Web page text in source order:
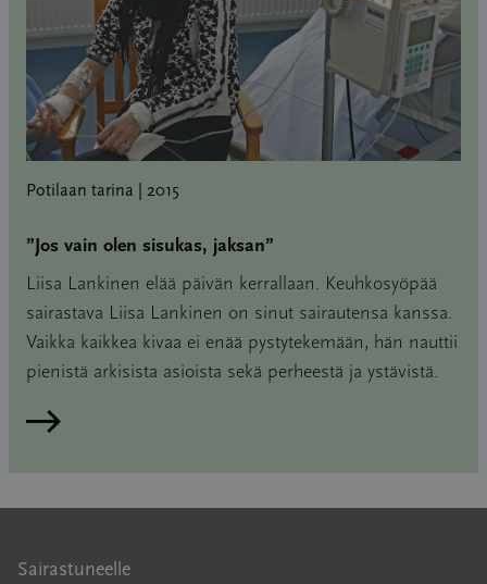
Potilaan tarina | 2015
”Jos vain olen sisukas, jaksan”
Liisa Lankinen elää päivän kerrallaan. Keuhkosyöpää
sairastava Liisa Lankinen on sinut sairautensa kanssa.
Vaikka kaikkea kivaa ei enää pystytekemään, hän nauttii
pienistä arkisista asioista sekä perheestä ja ystävistä.
Lue artikkeli
Sairastuneelle